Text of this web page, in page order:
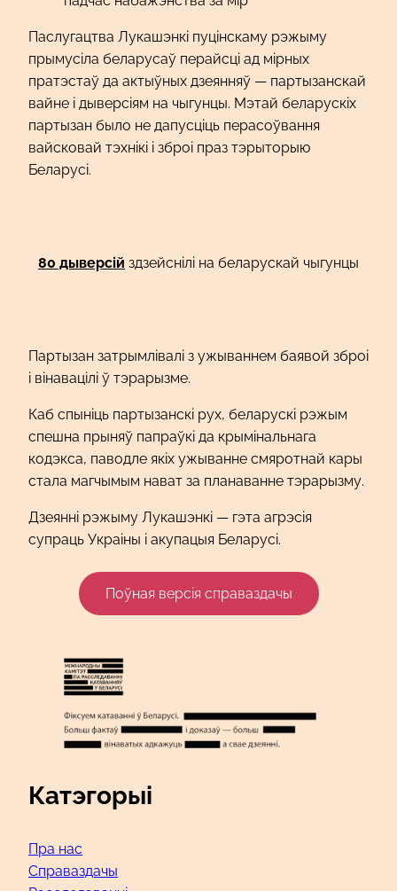
Паслугацтва Лукашэнкі пуцінскаму рэжыму
прымусіла беларусаў перайсці ад мірных
пратэстаў да актыўных дзеянняў — партызанскай
вайне і дыверсіям на чыгунцы. Мэтай беларускіх
партызан было не дапусціць перасоўвання
вайсковай тэхнікі і зброі праз тэрыторыю
Беларусі.
80 дыверсій здзейснілі на беларускай чыгунцы
Партызан затрымлівалі з ужываннем баявой зброі
і вінавацілі ў тэрарызме.
Каб спыніць партызанскі рух, беларускі рэжым
спешна прыняў папраўкі да крымінальнага
кодэкса, паводле якіх ужыванне смяротнай кары
стала магчымым нават за планаванне тэрарызму.
Дзеянні рэжыму Лукашэнкі — гэта агрэсія
супраць Украіны і акупацыя Беларусі.
Поўная версія справаздачы
Катэгорыі
Пра нас
Справаздачы